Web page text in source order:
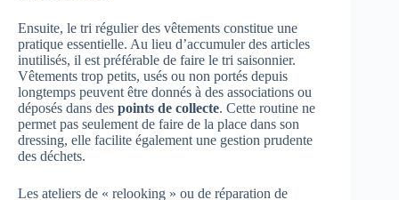
Ensuite, le tri régulier des vêtements constitue une
pratique essentielle. Au lieu d’accumuler des articles
inutilisés, il est préférable de faire le tri saisonnier.
Vêtements trop petits, usés ou non portés depuis
longtemps peuvent être donnés à des associations ou
déposés dans des points de collecte. Cette routine ne
permet pas seulement de faire de la place dans son
dressing, elle facilite également une gestion prudente
des déchets.
Les ateliers de « relooking » ou de réparation de